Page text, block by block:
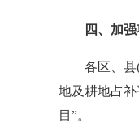
四、加
各区、县(
地及耕地占
目”。